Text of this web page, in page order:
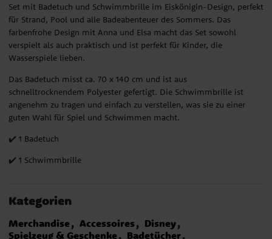
Set mit Badetuch und Schwimmbrille im Eiskönigin-Design, perfekt
für Strand, Pool und alle Badeabenteuer des Sommers. Das
farbenfrohe Design mit Anna und Elsa macht das Set sowohl
verspielt als auch praktisch und ist perfekt für Kinder, die
Wasserspiele lieben.
Das Badetuch misst ca. 70 x 140 cm und ist aus
schnelltrocknendem Polyester gefertigt. Die Schwimmbrille ist
angenehm zu tragen und einfach zu verstellen, was sie zu einer
guten Wahl für Spiel und Schwimmen macht.
✔️ 1 Badetuch
✔️ 1 Schwimmbrille
Kategorien
Merchandise Accessoires
Disney
Spielzeug & Geschenke
Badetücher